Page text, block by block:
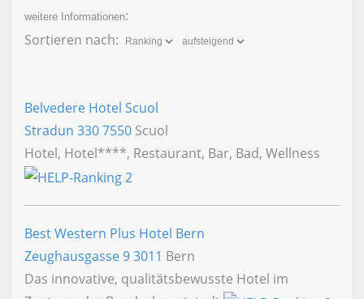
weitere Informationen:
Sortieren nach:
Belvedere Hotel Scuol
Stradun 3307550 Scuol
Hotel, Hotel****, Restaurant, Bar, Bad, Wellness
Best Western Plus Hotel Bern
Zeughausgasse 93011 Bern
Das innovative, qualitätsbewusste Hotel im